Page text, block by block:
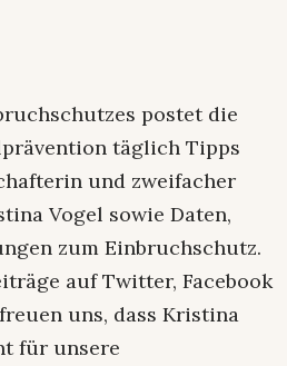
postet die
täglich Tipps
und zweifacher
Vogel sowie Daten,
zum Einbruchschutz.
auf Twitter, Facebook
uns, dass Kristina
für unsere